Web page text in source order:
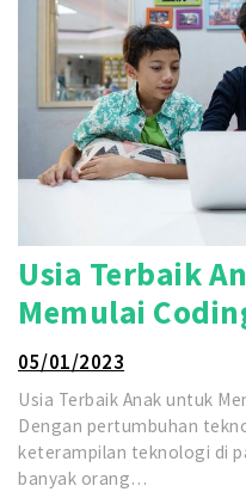
Usia Terbaik
Memulai
05/01/2023
Usia Terbaik Anak untuk
Dengan pertumbuhan
keterampilan teknologi di
banyak orang…